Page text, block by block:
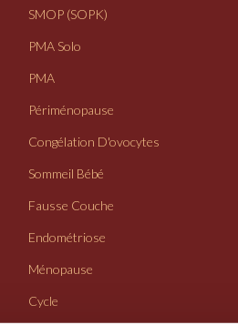
SMOP (SOPK)
PMA Solo
PMA
Périménopause
Congélation D'ovocytes
Sommeil Bébé
Fausse Couche
Endométriose
Ménopause
Cycle